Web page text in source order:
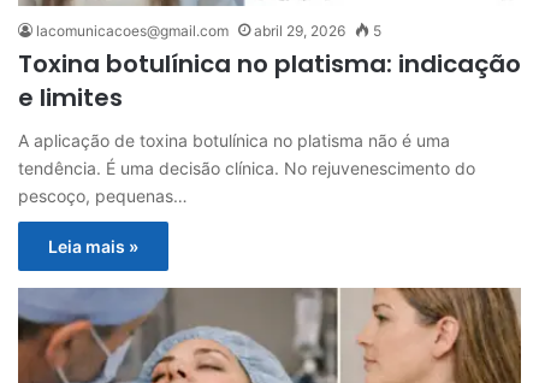
lacomunicacoes@gmail.com abril 29, 2026 5
Toxina botulínica no platisma: indicação
e limites
A aplicação de toxina botulínica no platisma não é uma
tendência. É uma decisão clínica. No rejuvenescimento do
pescoço, pequenas…
Leia mais »